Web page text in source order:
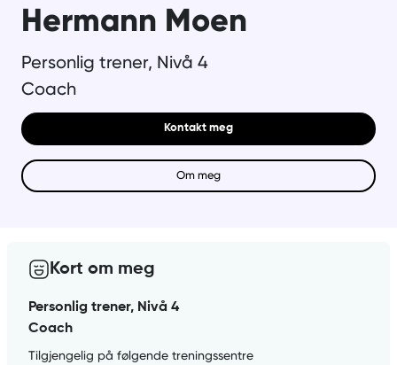
Hermann Moen
Personlig trener, Nivå 4
Coach
Kontakt meg
Om meg
Kort om meg
Personlig trener, Nivå 4
Coach
Tilgjengelig på følgende treningssentre